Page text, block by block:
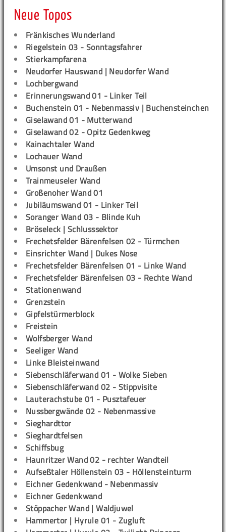
Neue Topos
Fränkisches Wunderland
Riegelstein 03 - Sonntagsfahrer
Stierkampfarena
Neudorfer Hauswand | Neudorfer Wand
Lochbergwand
Erinnerungswand 01 - Linker Teil
Buchenstein 01 - Nebenmassiv | Buchensteinchen
Giselawand 01 - Mutterwand
Giselawand 02 - Opitz Gedenkweg
Kainachtaler Wand
Lochauer Wand
Umsonst und Draußen
Trainmeuseler Wand
Großenoher Wand 01
Jubiläumswand 01 - Linker Teil
Soranger Wand 03 - Blinde Kuh
Bröseleck | Schlusssektor
Frechetsfelder Bärenfelsen 02 - Türmchen
Einsrichter Wand | Dukes Nose
Frechetsfelder Bärenfelsen 01 - Linke Wand
Frechetsfelder Bärenfelsen 03 - Rechte Wand
Stationenwand
Grenzstein
Gipfelstürmerblock
Freistein
Wolfsberger Wand
Seeliger Wand
Linke Bleisteinwand
Siebenschläferwand 01 - Wolke Sieben
Siebenschläferwand 02 - Stippvisite
Lauterachstube 01 - Pusztafeuer
Nussbergwände 02 - Nebenmassive
Sieghardttor
Sieghardtfelsen
Schiffsbug
Haunritzer Wand 02 - rechter Wandteil
Aufseßtaler Höllenstein 03 - Höllensteinturm
Eichner Gedenkwand - Nebenmassiv
Eichner Gedenkwand
Stöppacher Wand | Waldjuwel
Hammertor | Hyrule 01 - Zugluft